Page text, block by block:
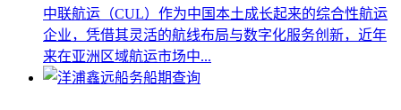
中联航运（CUL）作为中国本土成长起来的综合性航运
企业，凭借其灵活的航线布局与数字化服务创新，近年
来在亚洲区域航运市场中...